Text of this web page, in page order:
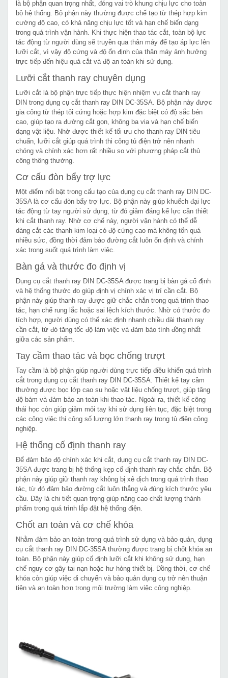
là bộ phận quan trọng nhất, đóng vai trò khung chịu lực cho toàn
bộ hệ thống. Bộ phận này thường được chế tạo từ thép hợp kim
cường độ cao, có khả năng chịu lực tốt và hạn chế biến dạng
trong quá trình vận hành. Khi thực hiện thao tác cắt, toàn bộ lực
tác động từ người dùng sẽ truyền qua thân máy để tạo áp lực lên
lưỡi cắt, vì vậy độ cứng và độ ổn định của thân máy ảnh hưởng
trực tiếp đến hiệu quả cắt và độ an toàn khi sử dụng.
Lưỡi cắt thanh ray chuyên dụng
Lưỡi cắt là bộ phận trực tiếp thực hiện nhiệm vụ cắt thanh ray
DIN trong dụng cụ cắt thanh ray DIN DC-35SA. Bộ phận này được
gia công từ thép tôi cứng hoặc hợp kim đặc biệt có độ sắc bén
cao, giúp tạo ra đường cắt gọn, không ba via và hạn chế biến
dạng vật liệu. Nhờ được thiết kế tối ưu cho thanh ray DIN tiêu
chuẩn, lưỡi cắt giúp quá trình thi công tủ điện trở nên nhanh
chóng và chính xác hơn rất nhiều so với phương pháp cắt thủ
công thông thường.
Cơ cấu đòn bẩy trợ lực
Một điểm nổi bật trong cấu tạo của dụng cụ cắt thanh ray DIN DC-
35SA là cơ cấu đòn bẩy trợ lực. Bộ phận này giúp khuếch đại lực
tác động từ tay người sử dụng, từ đó giảm đáng kể lực cần thiết
khi cắt thanh ray. Nhờ cơ chế này, người vận hành có thể dễ
dàng cắt các thanh kim loại có độ cứng cao mà không tốn quá
nhiều sức, đồng thời đảm bảo đường cắt luôn ổn định và chính
xác trong suốt quá trình làm việc.
Bàn gá và thước đo định vị
Dụng cụ cắt thanh ray DIN DC-35SA được trang bị bàn gá cố định
và hệ thống thước đo giúp định vị chính xác vị trí cần cắt. Bộ
phận này giúp thanh ray được giữ chắc chắn trong quá trình thao
tác, hạn chế rung lắc hoặc sai lệch kích thước. Nhờ có thước đo
tích hợp, người dùng có thể xác định nhanh chiều dài thanh ray
cần cắt, từ đó tăng tốc độ làm việc và đảm bảo tính đồng nhất
giữa các sản phẩm.
Tay cầm thao tác và bọc chống trượt
Tay cầm là bộ phận giúp người dùng trực tiếp điều khiển quá trình
cắt trong dụng cụ cắt thanh ray DIN DC-35SA. Thiết kế tay cầm
thường được bọc lớp cao su hoặc vật liệu chống trượt, giúp tăng
độ bám và đảm bảo an toàn khi thao tác. Ngoài ra, thiết kế công
thái học còn giúp giảm mỏi tay khi sử dụng liên tục, đặc biệt trong
các công việc thi công số lượng lớn thanh ray trong tủ điện công
nghiệp.
Hệ thống cố định thanh ray
Để đảm bảo độ chính xác khi cắt, dụng cụ cắt thanh ray DIN DC-
35SA được trang bị hệ thống kẹp cố định thanh ray chắc chắn. Bộ
phận này giúp giữ thanh ray không bị xê dịch trong quá trình thao
tác, từ đó đảm bảo đường cắt luôn thẳng và đúng kích thước yêu
cầu. Đây là chi tiết quan trọng giúp nâng cao chất lượng thành
phẩm trong quá trình lắp đặt hệ thống điện.
Chốt an toàn và cơ chế khóa
Nhằm đảm bảo an toàn trong quá trình sử dụng và bảo quản, dụng
cụ cắt thanh ray DIN DC-35SA thường được trang bị chốt khóa an
toàn. Bộ phận này giúp cố định lưỡi cắt khi không sử dụng, hạn
chế nguy cơ gây tai nạn hoặc hư hỏng thiết bị. Đồng thời, cơ chế
khóa còn giúp việc di chuyển và bảo quản dụng cụ trở nên thuận
tiện và an toàn hơn trong môi trường làm việc công nghiệp.